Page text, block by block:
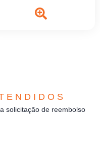
solicitação de reembolso